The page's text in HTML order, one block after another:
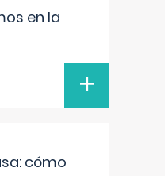
en la
+
cómo